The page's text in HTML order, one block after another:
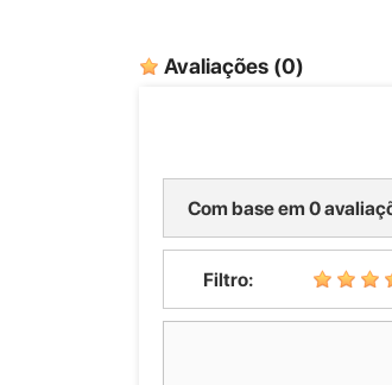
Avaliações (0)
Com base em 0
Filtro: